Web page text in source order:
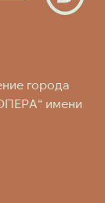
города
имени